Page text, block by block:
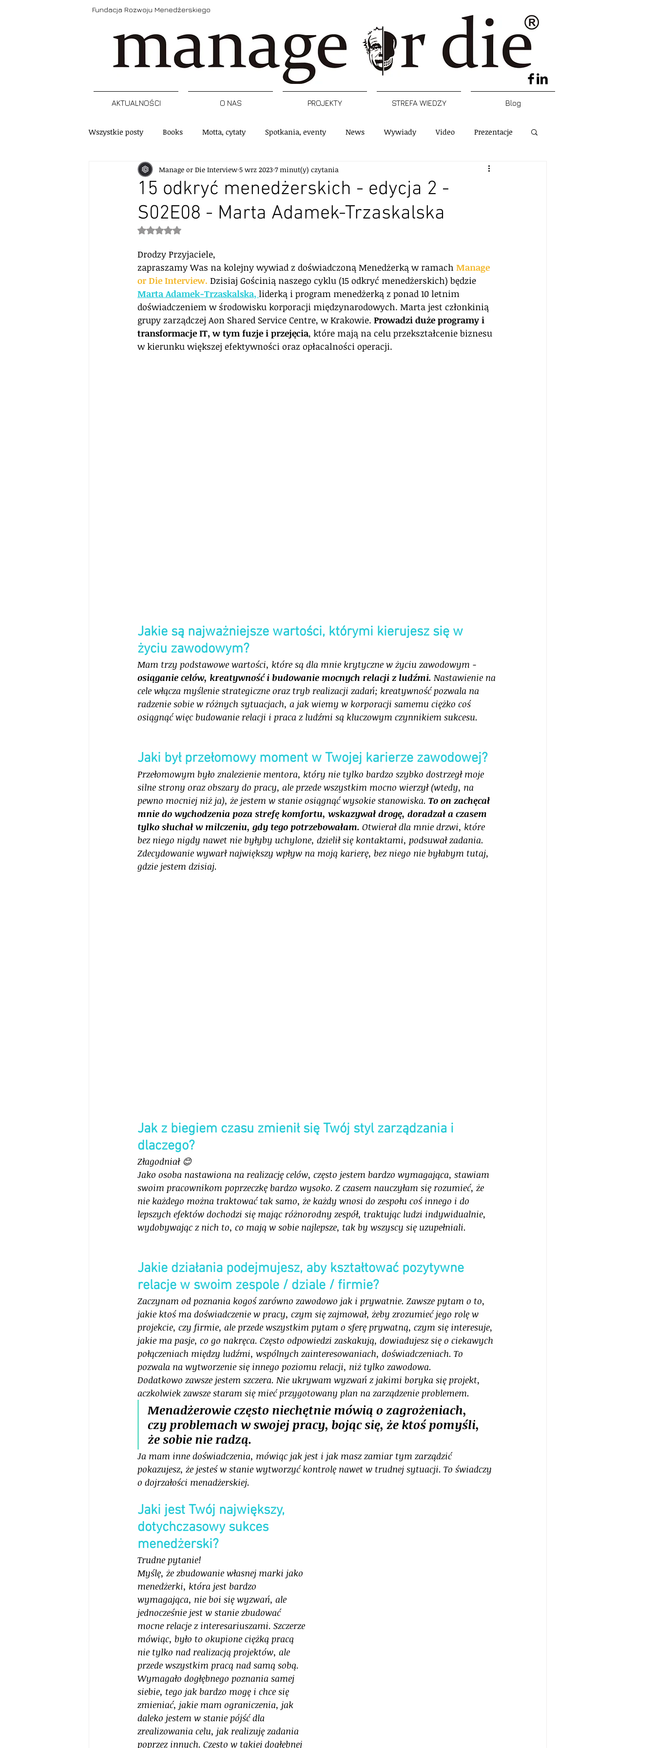
Fundacja Rozwoju Menedżerskiego
AKTUALNOŚCI O NAS PROJEKTY STREFA WIEDZY Blog
Wszystkie posty Books Motta, cytaty Spotkania, eventy News Wywiady Video Prezentacje
Narzędzia Refleksja Artykuły Podcast Inspiracje
Szkolenia, programy, certyfikacje Postacie Managerski Krwawy piątek
15 odkryć menedżerskich - edycja 2 -
S02E08 - Marta Adamek-Trzaskalska
Manage or Die Interview 5 wrz 2023 7 minut(y) czytania
Oceniono na NaN z 5 gwiazdek.
Drodzy Przyjaciele,
zapraszamy Was na kolejny wywiad z doświadczoną Menedżerką w ramach Manage
or Die Interview. Dzisiaj Gościnią naszego cyklu (15 odkryć menedżerskich) będzie
Marta Adamek-Trzaskalska, liderką i program menedżerką z ponad 10 letnim
doświadczeniem w środowisku korporacji międzynarodowych. Marta jest członkinią
grupy zarządczej Aon Shared Service Centre, w Krakowie. Prowadzi duże programy i
transformacje IT, w tym fuzje i przejęcia, które mają na celu przekształcenie biznesu
w kierunku większej efektywności oraz opłacalności operacji.
Jakie są najważniejsze wartości, którymi kierujesz się w
życiu zawodowym?
Mam trzy podstawowe wartości, które są dla mnie krytyczne w życiu zawodowym -
osiąganie celów, kreatywność i budowanie mocnych relacji z ludźmi. Nastawienie na
cele włącza myślenie strategiczne oraz tryb realizacji zadań; kreatywność pozwala na
radzenie sobie w różnych sytuacjach, a jak wiemy w korporacji samemu ciężko coś
osiągnąć więc budowanie relacji i praca z ludźmi są kluczowym czynnikiem sukcesu.
Jaki był przełomowy moment w Twojej karierze zawodowej?
Przełomowym było znalezienie mentora, który nie tylko bardzo szybko dostrzegł moje
silne strony oraz obszary do pracy, ale przede wszystkim mocno wierzył (wtedy, na
pewno mocniej niż ja), że jestem w stanie osiągnąć wysokie stanowiska. To on zachęcał
mnie do wychodzenia poza strefę komfortu, wskazywał drogę, doradzał a czasem
tylko słuchał w milczeniu, gdy tego potrzebowałam. Otwierał dla mnie drzwi, które
bez niego nigdy nawet nie byłyby uchylone, dzielił się kontaktami, podsuwał zadania.
Zdecydowanie wywarł największy wpływ na moją karierę, bez niego nie byłabym tutaj,
gdzie jestem dzisiaj.
Jak z biegiem czasu zmienił się Twój styl zarządzania i
dlaczego?
Złagodniał 😊
Jako osoba nastawiona na realizację celów, często jestem bardzo wymagająca, stawiam
swoim pracownikom poprzeczkę bardzo wysoko. Z czasem nauczyłam się rozumieć, że
nie każdego można traktować tak samo, że każdy wnosi do zespołu coś innego i do
lepszych efektów dochodzi się mając różnorodny zespół, traktując ludzi indywidualnie,
wydobywając z nich to, co mają w sobie najlepsze, tak by wszyscy się uzupełniali.
Jakie działania podejmujesz, aby kształtować pozytywne
relacje w swoim zespole / dziale / firmie?
Zaczynam od poznania kogoś zarówno zawodowo jak i prywatnie. Zawsze pytam o to,
jakie ktoś ma doświadczenie w pracy, czym się zajmował, żeby zrozumieć jego rolę w
projekcie, czy firmie, ale przede wszystkim pytam o sferę prywatną, czym się interesuje,
jakie ma pasje, co go nakręca. Często odpowiedzi zaskakują, dowiadujesz się o ciekawych
połączeniach między ludźmi, wspólnych zainteresowaniach, doświadczeniach. To
pozwala na wytworzenie się innego poziomu relacji, niż tylko zawodowa.
Dodatkowo zawsze jestem szczera. Nie ukrywam wyzwań z jakimi boryka się projekt,
aczkolwiek zawsze staram się mieć przygotowany plan na zarządzenie problemem.
Menadżerowie często niechętnie mówią o zagrożeniach,
czy problemach w swojej pracy, bojąc się, że ktoś pomyśli,
że sobie nie radzą.
Ja mam inne doświadczenia, mówiąc jak jest i jak masz zamiar tym zarządzić
pokazujesz, że jesteś w stanie wytworzyć kontrolę nawet w trudnej sytuacji. To świadczy
o dojrzałości menadżerskiej.
Jaki jest Twój największy,
dotychczasowy sukces
menedżerski?
Trudne pytanie!
Myślę, że zbudowanie własnej marki jako
menedżerki, która jest bardzo
wymagająca, nie boi się wyzwań, ale
jednocześnie jest w stanie zbudować
mocne relacje z interesariuszami. Szczerze
mówiąc, było to okupione ciężką pracą
nie tylko nad realizacją projektów, ale
przede wszystkim pracą nad samą sobą.
Wymagało dogłębnego poznania samej
siebie, tego jak bardzo mogę i chce się
zmieniać, jakie mam ograniczenia, jak
daleko jestem w stanie pójść dla
zrealizowania celu, jak realizuję zadania
poprzez innych. Często w takiej dogłębnej